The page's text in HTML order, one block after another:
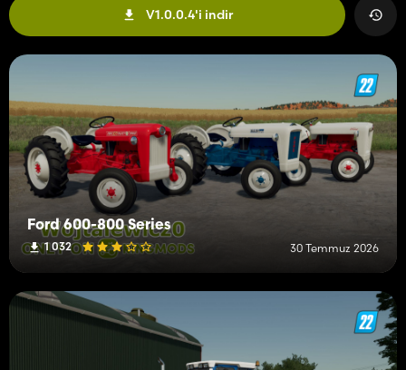
V1.0.0.4'i indir
Ford 600-800 Series
1 032 30 Temmuz 2026